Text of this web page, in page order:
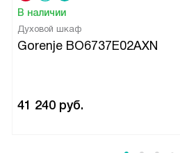
В наличии
Духовой шкаф
Gorenje BO6737E02AXN
41 240 руб.